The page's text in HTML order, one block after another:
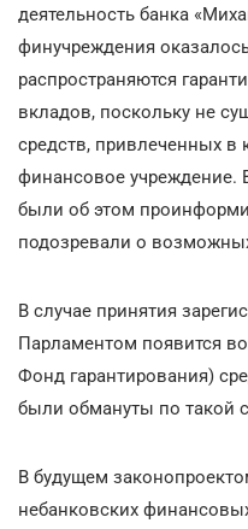
деятельность банка
финучреждения
распространяются
вкладов, поскольку не
средств, привлеченных в
финансовое учреждение.
были об этом
подозревали о
В случае принятия
Парламентом появится
Фонд гарантирования)
были обмануты по такой
В будущем
небанковских